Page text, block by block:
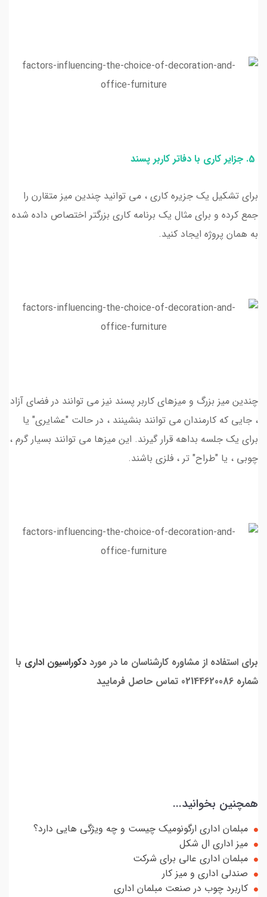
برای تشکیل یک جزیره کاری ، می توانید چندین میز متقارن را
جمع کرده و برای مثال یک برنامه کاری بزرگتر اختصاص داده شده
به همان پروژه ایجاد کنید.
چندین میز بزرگ و میزهای کاربر پسند نیز می توانند در فضای آزاد
، جایی که کارمندان می توانند بنشینند ، در حالت "عشایری" یا
برای یک جلسه بداهه قرار گیرند. این میزها می توانند بسیار گرم ،
چوبی ، یا "طراح" تر ، فلزی باشند.
برای استفاده از مشاوره کارشناسان ما در مورد دکوراسیون اداری با
شماره 02144620086 تماس حاصل فرمایید
همچنین بخوانید...
مبلمان اداری ارگونومیک چیست و چه ویژگی هایی دارد؟
میز اداری ال شکل
مبلمان اداری عالی برای شرکت
صندلی اداری و میز کار
کاربرد چوب در صنعت مبلمان اداری